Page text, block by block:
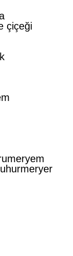
çiçeği